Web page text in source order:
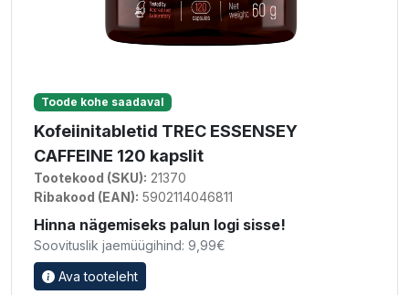
Toode kohe saadaval
Kofeiinitabletid TREC ESSENSEY
CAFFEINE 120 kapslit
Tootekood (SKU): 21370
Ribakood (EAN): 5902114046811
Hinna nägemiseks palun logi sisse!
Soovituslik jaemüügihind: 9,99€
Ava tooteleht